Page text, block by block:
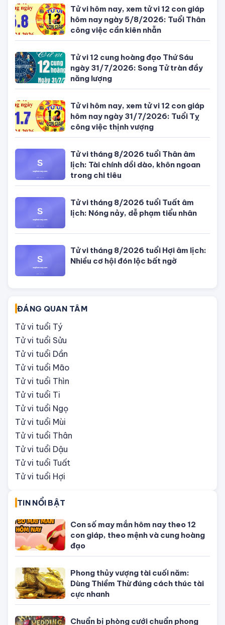
CÙNG CHUYÊN MỤC TỬ VI CỦA 12 CON GIÁP
Tử vi hôm nay, xem tử vi 12 con giáp
hôm nay ngày 5/8/2026: Tuổi Thân
công việc cần kiên nhẫn
Tử vi 12 cung hoàng đạo Thứ Sáu
ngày 31/7/2026: Song Tử tràn đầy
năng lượng
Tử vi hôm nay, xem tử vi 12 con giáp
hôm nay ngày 31/7/2026: Tuổi Tỵ
công việc thịnh vượng
Tử vi tháng 8/2026 tuổi Thân âm
lịch: Tài chính dồi dào, khôn ngoan
trong chi tiêu
lịch: Nóng nảy, dễ phạm tiểu nhân
ĐÁNG QUAN TÂM
Tử vi tuổi Tý
Tử vi tuổi Sửu
Tử vi tuổi Dần
Tử vi tuổi Mão
Tử vi tuổi Thìn
Tử vi tuổi Ti
Tử vi tuổi Ngọ
Tử vi tuổi Mùi
Tử vi tuổi Thân
Tử vi tuổi Dậu
Tử vi tuổi Tuất
Tử vi tuổi Hợi
TIN NỔI BẬT
Con số may mắn hôm nay theo 12
con giáp, theo mệnh và cung hoàng
Phong thủy vượng tài cuối năm:
Dùng Thiềm Thừ đúng cách thúc tài
cực nhanh